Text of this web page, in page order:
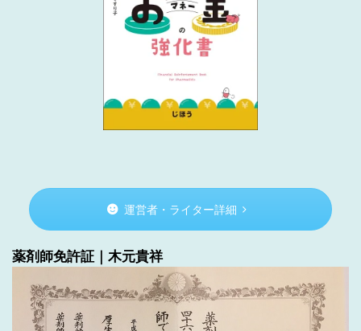
運営者・ライター詳細
薬剤師免許証｜木元貴祥